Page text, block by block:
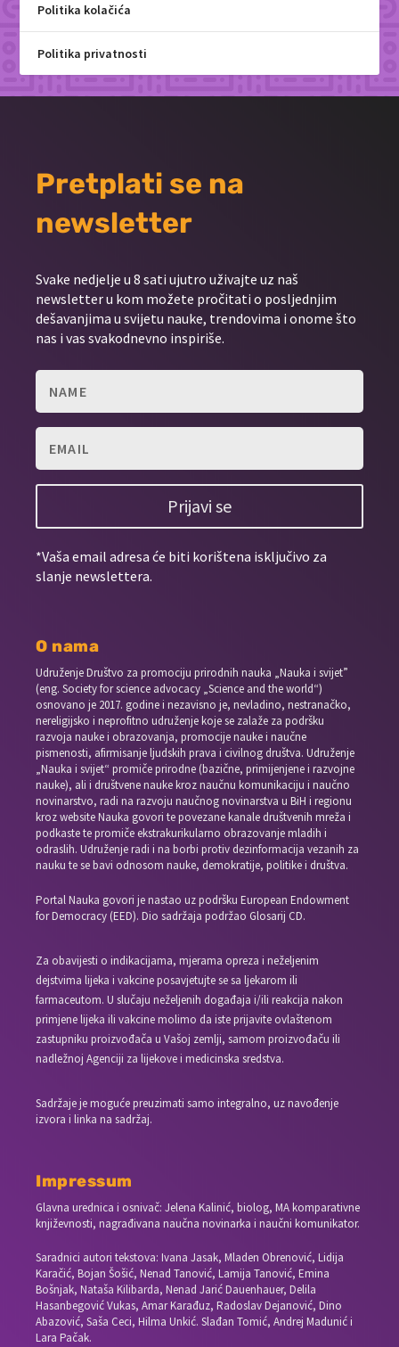
Politika kolačića
Politika privatnosti
Pretplati se na
newsletter
Svake nedjelje u 8 sati ujutro uživajte uz naš
newsletter u kom možete pročitati o posljednjim
dešavanjima u svijetu nauke, trendovima i onome što
nas i vas svakodnevno inspiriše.
Prijavi se
*Vaša email adresa će biti korištena isključivo za
slanje newslettera.
O nama
Udruženje Društvo za promociju prirodnih nauka „Nauka i svijet”
(eng. Society for science advocacy „Science and the world“)
osnovano je 2017. godine i nezavisno je, nevladino, nestranačko,
nereligijsko i neprofitno udruženje koje se zalaže za podršku
razvoja nauke i obrazovanja, promocije nauke i naučne
pismenosti, afirmisanje ljudskih prava i civilnog društva. Udruženje
„Nauka i svijet“ promiče prirodne (bazične, primijenjene i razvojne
nauke), ali i društvene nauke kroz naučnu komunikaciju i naučno
novinarstvo, radi na razvoju naučnog novinarstva u BiH i regionu
kroz website Nauka govori te povezane kanale društvenih mreža i
podkaste te promiče ekstrakurikularno obrazovanje mladih i
odraslih. Udruženje radi i na borbi protiv dezinformacija vezanih za
nauku te se bavi odnosom nauke, demokratije, politike i društva.
Portal Nauka govori je nastao uz podršku European Endowment
for Democracy (EED). Dio sadržaja podržao Glosarij CD.
Za obavijesti o indikacijama, mjerama opreza i neželjenim
dejstvima lijeka i vakcine posavjetujte se sa ljekarom ili
farmaceutom. U slučaju neželjenih događaja i/ili reakcija nakon
primjene lijeka ili vakcine molimo da iste prijavite ovlaštenom
zastupniku proizvođača u Vašoj zemlji, samom proizvođaču ili
nadležnoj Agenciji za lijekove i medicinska sredstva.
Sadržaje je moguće preuzimati samo integralno, uz navođenje
izvora i linka na sadržaj.
Impressum
Glavna urednica i osnivač: Jelena Kalinić, biolog, MA komparativne
književnosti, nagrađivana naučna novinarka i naučni komunikator.
Saradnici autori tekstova: Ivana Jasak, Mladen Obrenović, Lidija
Karačić, Bojan Šošić, Nenad Tanović, Lamija Tanović, Emina
Bošnjak, Nataša Kilibarda, Nenad Jarić Dauenhauer, Delila
Hasanbegović Vukas, Amar Karađuz, Radoslav Dejanović, Dino
Abazović, Saša Ceci, Hilma Unkić. Slađan Tomić, Andrej Madunić i
Lara Pačak.